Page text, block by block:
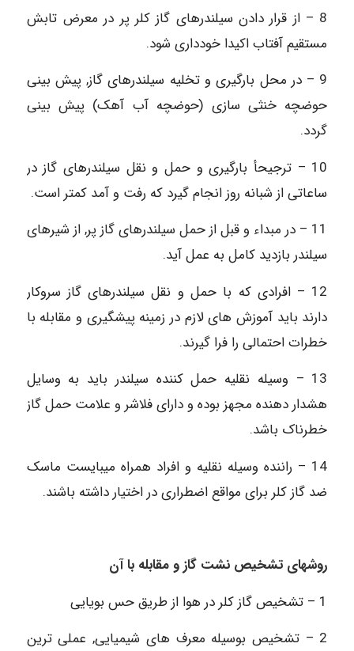
8 – از قرار دادن سیلندرهای گاز کلر پر در معرض تابش
مستقیم آفتاب اکیدا خودداری شود.
9 – در محل بارگیری و تخلیه سیلندرهای گاز, پیش بینی
حوضچه خنثی سازی (حوضچه آب آهک) پیش بینی
گردد.
10 – ترجیحأ بارگیری و حمل و نقل سیلندرهای گاز در
ساعاتی از شبانه روز انجام گیرد که رفت و آمد کمتر است.
11 – در مبداء و قبل از حمل سیلندرهای گاز پر, از شیرهای
سیلندر بازدید کامل به عمل آید.
12 – افرادی که با حمل و نقل سیلندرهای گاز سروکار
دارند باید آموزش های لازم در زمینه پیشگیری و مقابله با
خطرات احتمالی را فرا گیرند.
13 – وسیله نقلیه حمل کننده سیلندر باید به وسایل
هشدار دهنده مجهز بوده و دارای فلاشر و علامت حمل گاز
خطرناک باشد.
14 – راننده وسیله نقلیه و افراد همراه می‏بایست ماسک
ضد گاز کلر برای مواقع اضطراری در اختیار داشته باشند.
روشهای تشخیص نشت گاز و مقابله با آن
1 – تشخیص گاز کلر در هوا از طریق حس بویایی
2 – تشخیص بوسیله معرف های شیمیایی, عملی ‏ترین